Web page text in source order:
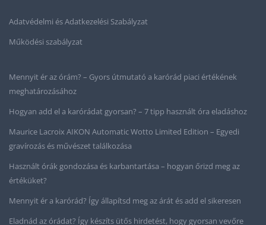
Adatvédelmi és Adatkezelési Szabályzat
Működési szabályzat
Mennyit ér az órám? – Gyors útmutató a karórád piaci értékének
meghatározásához
Hogyan add el a karórádat gyorsan? – 7 tipp használt óra eladáshoz
Maurice Lacroix AIKON Automatic Wotto Limited Edition – Egyedi
gravírozás és művészet találkozása
Használt órák gondozása és karbantartása – hogyan őrizd meg az
értéküket?
Mennyit ér a karórád? Így állapítsd meg az árát és add el sikeresen
Eladnád az órádat? Így készíts ütős hirdetést, hogy gyorsan vevőre